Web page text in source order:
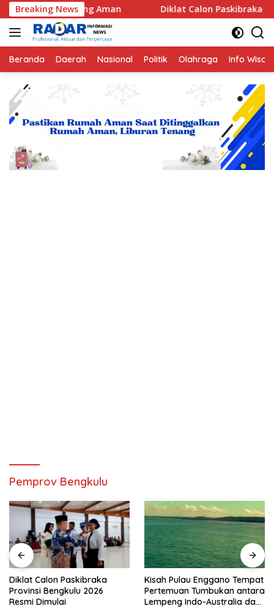
Langsung
ke
konten
Breaking News
Aman Diklat Calon Paskibraka Provinsi Bengkulu
Beranda Daerah Nasional Politik Olahraga Info
Pemprov Bengkulu
Diklat Calon Paskibraka
Provinsi Bengkulu 2026
Resmi Dimulai
Kisah Pulau Enggano Tempat
Pertemuan Tumbukan antara
Lempeng Indo-Australia dan